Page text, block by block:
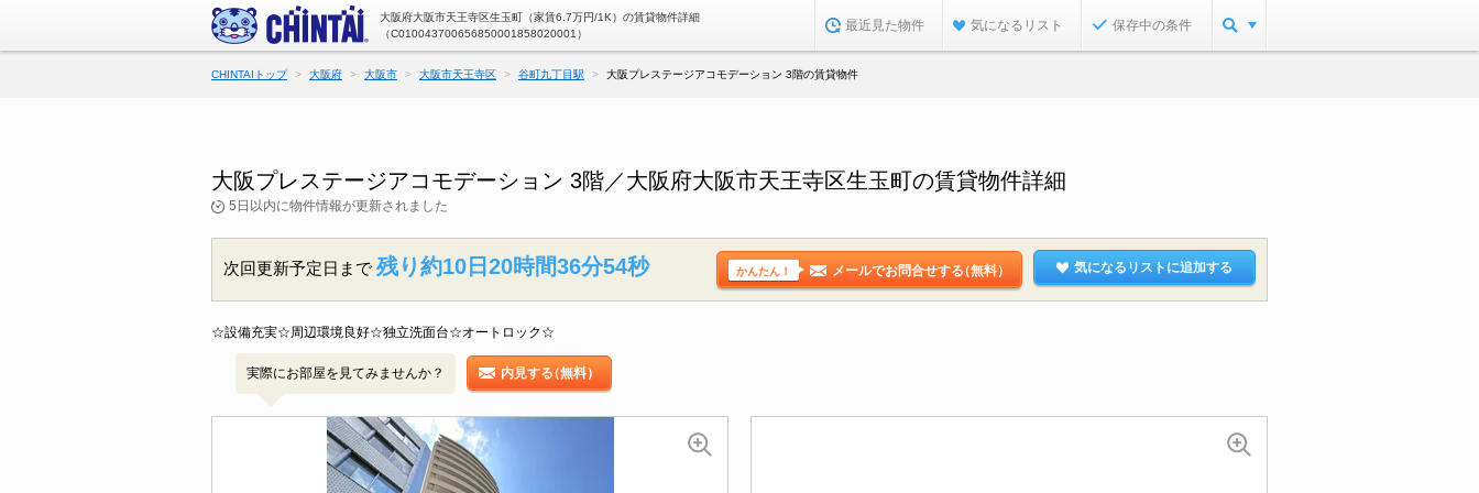
大阪府大阪市天王寺区生玉町（家賃6.7万円/1K）の賃貸物件詳細
（C010043700656850001858020001）
最近見た物件 気になるリスト 保存中の条件
CHINTAIトップ 大阪府 大阪市 大阪市天王寺区 谷町九丁目駅 大阪プレステージアコモデーション 3階の賃貸物件
大阪プレステージアコモデーション 3階／大阪府大阪市天王寺区生玉町の賃貸物件詳細
5日以内に物件情報が更新されました
次回更新予定日まで 残り約10日20時間36分53秒 かんたん！ メールでお問合せする（無料） 気になるリストに追加する
☆設備充実☆周辺環境良好☆独立洗面台☆オートロック☆
実際にお部屋を見てみませんか？ 内見する（無料）